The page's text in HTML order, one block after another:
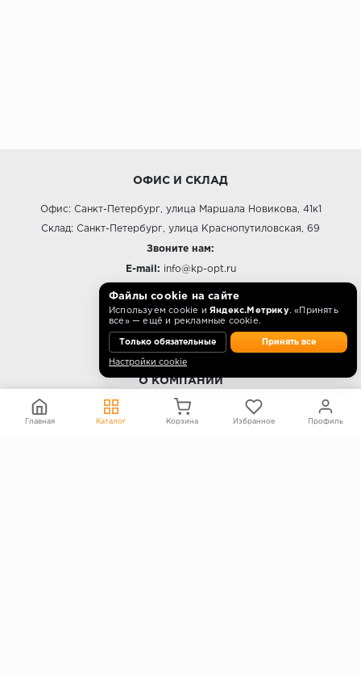
ОФИС И СКЛАД
Офис: Санкт-Петербург, улица Маршала Новикова, 41к1
Склад: Санкт-Петербург, улица Краснопутиловская, 69
Звоните нам:
E-mail: info@kp-opt.ru
10:00 - 18:00 пн-пт.
О КОМПАНИИ
Контакты
Файлы cookie на сайте
Используем cookie и Яндекс.Метрику. «Принять
все» — ещё и рекламные cookie.
Только обязательные Принять все
Настройки cookie
Главная Каталог Корзина Избранное Профиль